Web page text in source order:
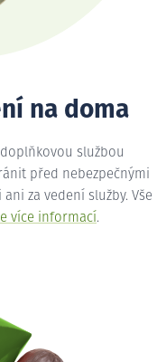
na doma
službou
před nebezpečnými
za vedení služby. Vše
více informací.